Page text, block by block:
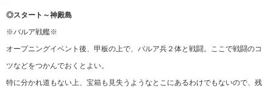
◎スタート～神殿島
※バルア戦艦※
オープニングイベント後、甲板の上で、バルア兵２体と戦闘。ここで戦闘のコ
ツなどをつかんでおくとよい。
特に分かれ道もない上、宝箱も見失うようなとこにあるわけでもないので、残